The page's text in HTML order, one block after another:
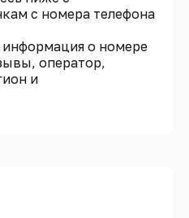
с номера телефона
информация о номере
оператор,
и